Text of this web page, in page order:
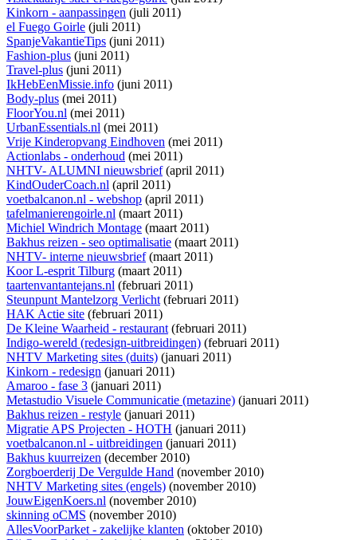
Kinkorn - aanpassingen (juli 2011)
el Fuego Goirle (juli 2011)
SpanjeVakantieTips (juni 2011)
Fashion-plus (juni 2011)
Travel-plus (juni 2011)
IkHebEenMissie.info (juni 2011)
Body-plus (mei 2011)
FloorYou.nl (mei 2011)
UrbanEssentials.nl (mei 2011)
Vrije Kinderopvang Eindhoven (mei 2011)
Actionlabs - onderhoud (mei 2011)
NHTV- ALUMNI nieuwsbrief(april 2011)
KindOuderCoach.nl (april 2011)
voetbalcanon.nl - webshop (april 2011)
tafelmanierengoirle.nl (maart 2011)
Michiel Windrich Montage (maart 2011)
Bakhus reizen - seo optimalisatie (maart 2011)
NHTV- interne nieuwsbrief(maart 2011)
Koor L-esprit Tilburg (maart 2011)
taartenvantantejans.nl (februari 2011)
Steunpunt Mantelzorg Verlicht(februari 2011)
HAK Actie site (februari 2011)
De Kleine Waarheid - restaurant(februari 2011)
Indigo-wereld (redesign-uitbreidingen) (februari 2011)
NHTV Marketing sites (duits) (januari 2011)
Kinkorn - redesign (januari 2011)
Amaroo - fase 3 (januari 2011)
Metastudio Visuele Communicatie (metazine) (januari 2011)
Bakhus reizen - restyle (januari 2011)
Migratie APS Projecten - HOTH (januari 2011)
voetbalcanon.nl - uitbreidingen (januari 2011)
Bakhus kuurreizen (december 2010)
Zorgboerderij De Vergulde Hand (november 2010)
NHTV Marketing sites (engels) (november 2010)
JouwEigenKoers.nl (november 2010)
skinning oCMS (november 2010)
AllesVoorParket - zakelijke klanten (oktober 2010)